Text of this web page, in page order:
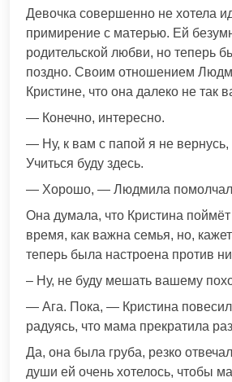
Девочка совершенно не хотела
примирение с матерью. Ей
родительской любви, но теперь
поздно. Своим отношением
Кристине, что она далеко не так
— Конечно, интересно.
— Ну, к вам с папой я не
Учиться буду здесь.
— Хорошо, — Людмила
Она думала, что Кристина
время, как важна семья, но,
теперь была настроена против
– Ну, не буду мешать вашему
— Ага. Пока, — Кристина
радуясь, что мама прекратила
Да, она была груба, резко
души ей очень хотелось, чтобы